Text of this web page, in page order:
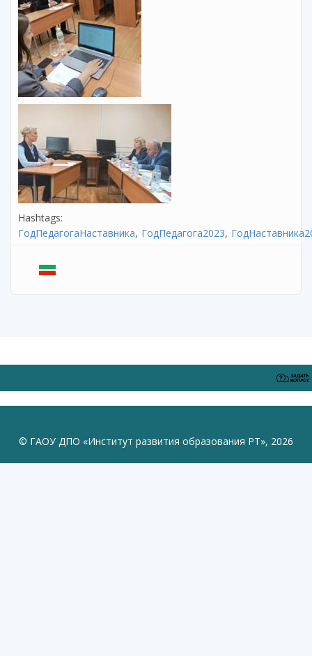
Hashtags:
ГодПедагогаНаставника ГодПедагога2023
© ГАОУ ДПО «Институт развития образования РТ», 2026